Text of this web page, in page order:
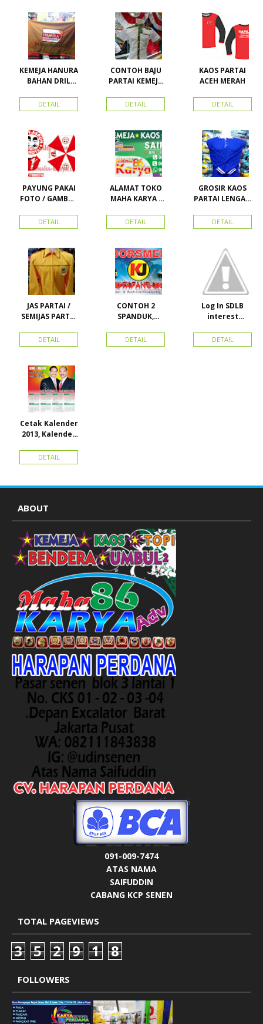
Karya Online
Advertising
Pasar Senen
KEMEJA HANURA
BAHAN DRIL
HANURA
DETAIL
CONTOH BAJU
PARTAI KEMEJA
SEMUA ATRIBUT
PARTAI
DETAIL
KAOS PARTAI
ACEH MERAH
DETAIL
PAYUNG PAKAI
FOTO / GAMBAR
KAMPANYE,
PARTAI DAN
DETAIL
ALAMAT TOKO
MAHA KARYA /
PERDANA 411
DETAIL
GROSIR KAOS
PARTAI LENGAN
MURAH
LACOSTE SEMUA
STOK
DETAIL
JAS PARTAI /
SEMIJAS PARTAI
DETAIL
CONTOH 2
SPANDUK,
KARTU NAMA
DETAIL
Log In SDLB
interest
DETAIL
Cetak Kalender
2013, Kalender
2015 dan
atribut partai
DETAIL
ABOUT
091-009-7474
ATAS NAMA
SAIFUDDIN
CABANG KCP SENEN
TOTAL PAGEVIEWS
3 5 2 9 1 8
FOLLOWERS